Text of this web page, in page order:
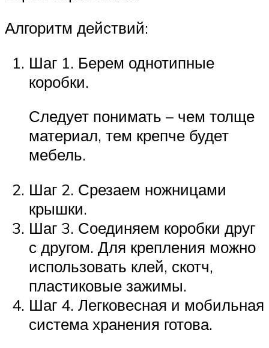
Алгоритм действий:
Шаг 1. Берем однотипные
коробки.
Следует понимать – чем толще
материал, тем крепче будет
мебель.
Шаг 2. Срезаем ножницами
крышки.
Шаг 3. Соединяем коробки друг
с другом. Для крепления можно
использовать клей, скотч,
пластиковые зажимы.
Шаг 4. Легковесная и мобильная
система хранения готова.